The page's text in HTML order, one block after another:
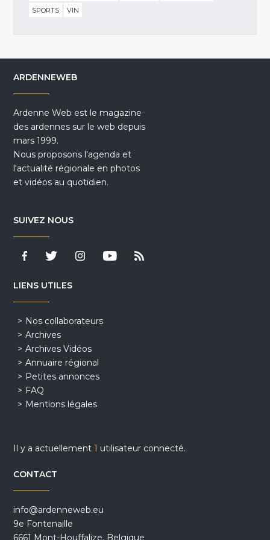
SPORTS
VIN
ARDENNEWEB
Ardenne Web est le magazine
des ardennes sur le web depuis
mars 1999.
Nous proposons l'agenda et
l'actualité régionale en photos
et vidéos au quotidien.
SUIVEZ NOUS
LIENS UTILES
Nos collaborateurs
Archives
Archives Vidéos
Annuaire régional
Petites annonces
FAQ
Mentions légales
Il y a actuellement1 utilisateur connecté.
CONTACT
info@ardenneweb.eu
9e Fontenaille
6661 Mont-Houffalize, Belgique